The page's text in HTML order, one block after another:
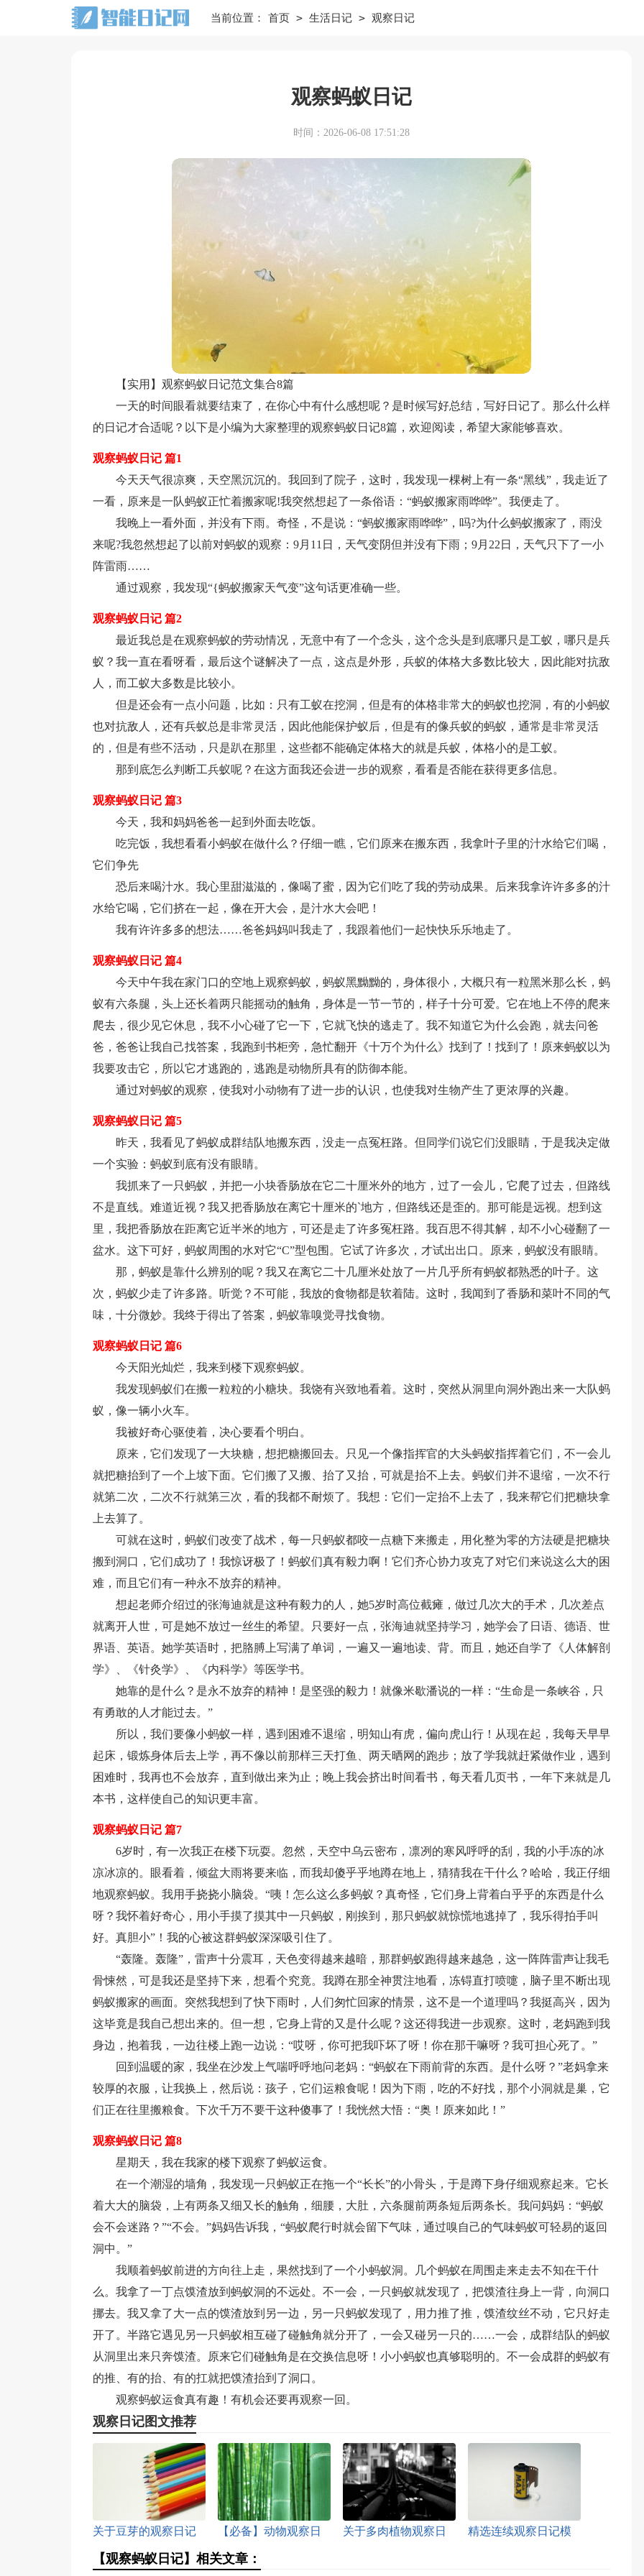
当前位置： 首页 > 生活日记 > 观察日记
观察蚂蚁日记
时间：2026-06-08 17:51:28
【实用】观察蚂蚁日记范文集合8篇
一天的时间眼看就要结束了，在你心中有什么感想呢？是时候写好总结，写好日记了。那么什么样
的日记才合适呢？以下是小编为大家整理的观察蚂蚁日记8篇，欢迎阅读，希望大家能够喜欢。
观察蚂蚁日记 篇1
今天天气很凉爽，天空黑沉沉的。我回到了院子，这时，我发现一棵树上有一条“黑线”，我走近了
一看，原来是一队蚂蚁正忙着搬家呢!我突然想起了一条俗语：“蚂蚁搬家雨哗哗”。我便走了。
我晚上一看外面，并没有下雨。奇怪，不是说：“蚂蚁搬家雨哗哗”，吗?为什么蚂蚁搬家了，雨没
来呢?我忽然想起了以前对蚂蚁的观察：9月11日，天气变阴但并没有下雨；9月22日，天气只下了一小
阵雷雨……
通过观察，我发现“{蚂蚁搬家天气变”这句话更准确一些。
观察蚂蚁日记 篇2
最近我总是在观察蚂蚁的劳动情况，无意中有了一个念头，这个念头是到底哪只是工蚁，哪只是兵
蚁？我一直在看呀看，最后这个谜解决了一点，这点是外形，兵蚁的体格大多数比较大，因此能对抗敌
人，而工蚁大多数是比较小。
但是还会有一点小问题，比如：只有工蚁在挖洞，但是有的体格非常大的蚂蚁也挖洞，有的小蚂蚁
也对抗敌人，还有兵蚁总是非常灵活，因此他能保护蚁后，但是有的像兵蚁的蚂蚁，通常是非常灵活
的，但是有些不活动，只是趴在那里，这些都不能确定体格大的就是兵蚁，体格小的是工蚁。
那到底怎么判断工兵蚁呢？在这方面我还会进一步的观察，看看是否能在获得更多信息。
观察蚂蚁日记 篇3
今天，我和妈妈爸爸一起到外面去吃饭。
吃完饭，我想看看小蚂蚁在做什么？仔细一瞧，它们原来在搬东西，我拿叶子里的汁水给它们喝，
它们争先
恐后来喝汁水。我心里甜滋滋的，像喝了蜜，因为它们吃了我的劳动成果。后来我拿许许多多的汁
水给它喝，它们挤在一起，像在开大会，是汁水大会吧！
我有许许多多的想法……爸爸妈妈叫我走了，我跟着他们一起快快乐乐地走了。
观察蚂蚁日记 篇4
今天中午我在家门口的空地上观察蚂蚁，蚂蚁黑黝黝的，身体很小，大概只有一粒黑米那么长，蚂
蚁有六条腿，头上还长着两只能摇动的触角，身体是一节一节的，样子十分可爱。它在地上不停的爬来
爬去，很少见它休息，我不小心碰了它一下，它就飞快的逃走了。我不知道它为什么会跑，就去问爸
爸，爸爸让我自己找答案，我跑到书柜旁，急忙翻开《十万个为什么》找到了！找到了！原来蚂蚁以为
我要攻击它，所以它才逃跑的，逃跑是动物所具有的防御本能。
通过对蚂蚁的观察，使我对小动物有了进一步的认识，也使我对生物产生了更浓厚的兴趣。
观察蚂蚁日记 篇5
昨天，我看见了蚂蚁成群结队地搬东西，没走一点冤枉路。但同学们说它们没眼睛，于是我决定做
一个实验：蚂蚁到底有没有眼睛。
我抓来了一只蚂蚁，并把一小块香肠放在它二十厘米外的地方，过了一会儿，它爬了过去，但路线
不是直线。难道近视？我又把香肠放在离它十厘米的`地方，但路线还是歪的。那可能是远视。想到这
里，我把香肠放在距离它近半米的地方，可还是走了许多冤枉路。我百思不得其解，却不小心碰翻了一
盆水。这下可好，蚂蚁周围的水对它“C”型包围。它试了许多次，才试出出口。原来，蚂蚁没有眼睛。
那，蚂蚁是靠什么辨别的呢？我又在离它二十几厘米处放了一片几乎所有蚂蚁都熟悉的叶子。这
次，蚂蚁少走了许多路。听觉？不可能，我放的食物都是软着陆。这时，我闻到了香肠和菜叶不同的气
味，十分微妙。我终于得出了答案，蚂蚁靠嗅觉寻找食物。
观察蚂蚁日记 篇6
今天阳光灿烂，我来到楼下观察蚂蚁。
我发现蚂蚁们在搬一粒粒的小糖块。我饶有兴致地看着。这时，突然从洞里向洞外跑出来一大队蚂
蚁，像一辆小火车。
我被好奇心驱使着，决心要看个明白。
原来，它们发现了一大块糖，想把糖搬回去。只见一个像指挥官的大头蚂蚁指挥着它们，不一会儿
就把糖抬到了一个上坡下面。它们搬了又搬、抬了又抬，可就是抬不上去。蚂蚁们并不退缩，一次不行
就第二次，二次不行就第三次，看的我都不耐烦了。我想：它们一定抬不上去了，我来帮它们把糖块拿
上去算了。
可就在这时，蚂蚁们改变了战术，每一只蚂蚁都咬一点糖下来搬走，用化整为零的方法硬是把糖块
搬到洞口，它们成功了！我惊讶极了！蚂蚁们真有毅力啊！它们齐心协力攻克了对它们来说这么大的困
难，而且它们有一种永不放弃的精神。
想起老师介绍过的张海迪就是这种有毅力的人，她5岁时高位截瘫，做过几次大的手术，几次差点
就离开人世，可是她不放过一丝生的希望。只要好一点，张海迪就坚持学习，她学会了日语、德语、世
界语、英语。她学英语时，把胳膊上写满了单词，一遍又一遍地读、背。而且，她还自学了《人体解剖
学》、《针灸学》、《内科学》等医学书。
她靠的是什么？是永不放弃的精神！是坚强的毅力！就像米歇潘说的一样：“生命是一条峡谷，只
有勇敢的人才能过去。”
所以，我们要像小蚂蚁一样，遇到困难不退缩，明知山有虎，偏向虎山行！从现在起，我每天早早
起床，锻炼身体后去上学，再不像以前那样三天打鱼、两天晒网的跑步；放了学我就赶紧做作业，遇到
困难时，我再也不会放弃，直到做出来为止；晚上我会挤出时间看书，每天看几页书，一年下来就是几
本书，这样使自己的知识更丰富。
观察蚂蚁日记 篇7
6岁时，有一次我正在楼下玩耍。忽然，天空中乌云密布，凛冽的寒风呼呼的刮，我的小手冻的冰
凉冰凉的。眼看着，倾盆大雨将要来临，而我却傻乎乎地蹲在地上，猜猜我在干什么？哈哈，我正仔细
地观察蚂蚁。我用手挠挠小脑袋。“咦！怎么这么多蚂蚁？真奇怪，它们身上背着白乎乎的东西是什么
呀？我怀着好奇心，用小手摸了摸其中一只蚂蚁，刚挨到，那只蚂蚁就惊慌地逃掉了，我乐得拍手叫
好。真胆小”！我的心被这群蚂蚁深深吸引住了。
“轰隆。轰隆”，雷声十分震耳，天色变得越来越暗，那群蚂蚁跑得越来越急，这一阵阵雷声让我毛
骨悚然，可是我还是坚持下来，想看个究竟。我蹲在那全神贯注地看，冻锝直打喷嚏，脑子里不断出现
蚂蚁搬家的画面。突然我想到了快下雨时，人们匆忙回家的情景，这不是一个道理吗？我挺高兴，因为
这毕竟是我自己想出来的。但一想，它身上背的又是什么呢？这还得我进一步观察。这时，老妈跑到我
身边，抱着我，一边往楼上跑一边说：“哎呀，你可把我吓坏了呀！你在那干嘛呀？我可担心死了。”
回到温暖的家，我坐在沙发上气喘呼呼地问老妈：“蚂蚁在下雨前背的东西。是什么呀？”老妈拿来
较厚的衣服，让我换上，然后说：孩子，它们运粮食呢！因为下雨，吃的不好找，那个小洞就是巢，它
们正在往里搬粮食。下次千万不要干这种傻事了！我恍然大悟：“奥！原来如此！”
观察蚂蚁日记 篇8
星期天，我在我家的楼下观察了蚂蚁运食。
在一个潮湿的墙角，我发现一只蚂蚁正在拖一个“长长”的小骨头，于是蹲下身仔细观察起来。它长
着大大的脑袋，上有两条又细又长的触角，细腰，大肚，六条腿前两条短后两条长。我问妈妈：“蚂蚁
会不会迷路？”“不会。”妈妈告诉我，“蚂蚁爬行时就会留下气味，通过嗅自己的气味蚂蚁可轻易的返回
洞中。”
我顺着蚂蚁前进的方向往上走，果然找到了一个小蚂蚁洞。几个蚂蚁在周围走来走去不知在干什
么。我拿了一丁点馍渣放到蚂蚁洞的不远处。不一会，一只蚂蚁就发现了，把馍渣往身上一背，向洞口
挪去。我又拿了大一点的馍渣放到另一边，另一只蚂蚁发现了，用力推了推，馍渣纹丝不动，它只好走
开了。半路它遇见另一只蚂蚁相互碰了碰触角就分开了，一会又碰另一只的……一会，成群结队的蚂蚁
从洞里出来只奔馍渣。原来它们碰触角是在交换信息呀！小小蚂蚁也真够聪明的。不一会成群的蚂蚁有
的推、有的抬、有的扛就把馍渣抬到了洞口。
观察蚂蚁运食真有趣！有机会还要再观察一回。
观察日记图文推荐
关于豆芽的观察日记
模板集合十篇
【必备】动物观察日
记模板集合五篇
关于多肉植物观察日
精选连续观察日记模
【观察蚂蚁日记】相关文章：